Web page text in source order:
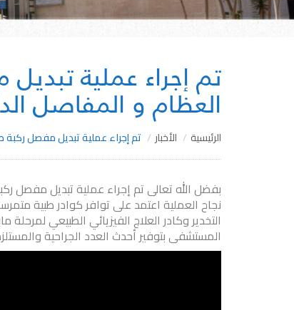
تم إجراء عملية
العظام و المفاصل
الرئيسية الأخبار تم إجراء عملية تبديل مفصل ركبة
بفضل الله تعالى تم إجراء عملية تبديل مفصل
نجاح العملية اعتمد على توافر كوادر طبية
التخدير وكادر العلاج الفيزيائي الطبيعي
المستشفى بتوفير أحدث العدد الجراحية